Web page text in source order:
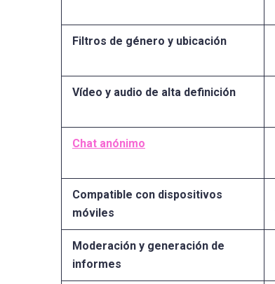
Filtros de género y ubicación
Vídeo y audio de alta definición
Chat anónimo
Compatible con dispositivos
móviles
Moderación y generación de
informes